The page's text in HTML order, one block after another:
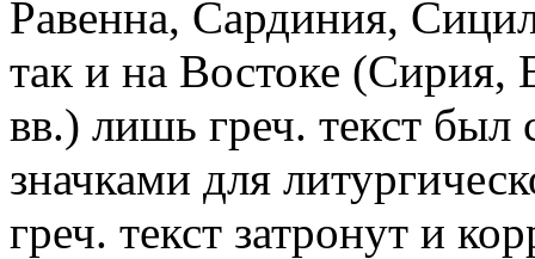
Равенна, Сардиния,
так и на Востоке
вв.) лишь греч. текст
значками для
греч. текст затронут и